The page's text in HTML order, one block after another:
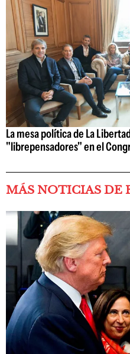
La mesa política de La
"librepensadores" en el
MÁS NOTICIAS DE